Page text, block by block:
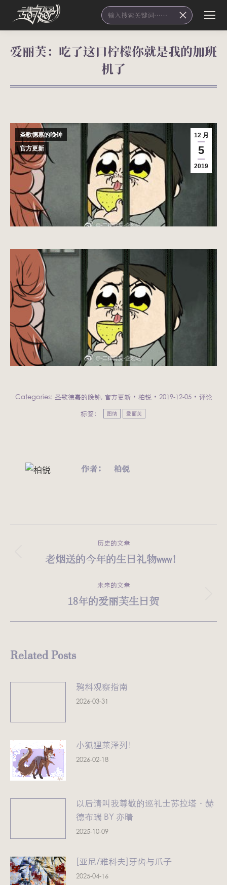
Search:
爱丽芙：吃了这口柠檬你就是我的加班
机了
您在这里：
12 月
5
2019
圣歌德嘉的晚钟
官方更新
Categories: 圣歌德嘉的晚钟, 官方更新 柏锐 2019-12-05
评论
标签：
图纳 爱丽芙
作者： 柏锐
历史的文章
历
的
文
老烟送的今年的生日礼物www！
未来的文章
未
18年的爱丽芙生日贺
Related Posts
鸦科观察指南
2026-03-31
小狐狸莱泽列！
2026-02-18
以后请叫我尊敬的巡礼士苏拉塔·赫
德布瑞 BY 亦晴
2025-10-09
[亚尼/雅科夫]牙齿与爪子
2025-04-16